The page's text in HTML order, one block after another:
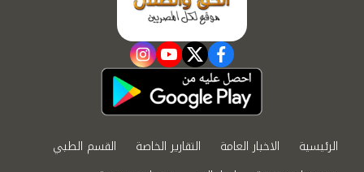
facebook
twitter
youtube
instagram
الرئيسية الاخبار العامة التقارير الخاصة
القسم الطبي